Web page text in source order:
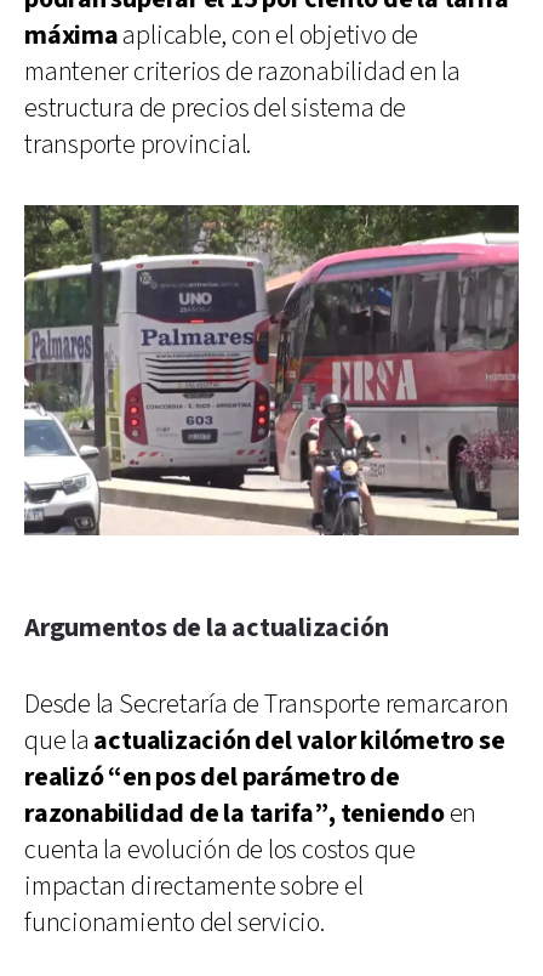
máximaaplicable, con el objetivo de
mantener criterios de razonabilidad en la
estructura de precios del sistema de
transporte provincial.
Argumentos de la actualización
Desde la Secretaría de Transporte remarcaron
que la actualización del valor kilómetro se
realizó “en pos del parámetro de
razonabilidad de la tarifa”, teniendoen
cuenta la evolución de los costos que
impactan directamente sobre el
funcionamiento del servicio.